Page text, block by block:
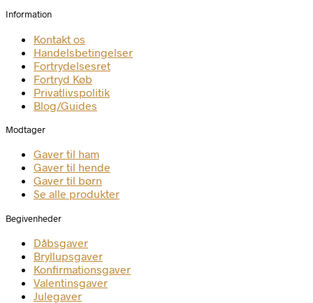
Information
Kontakt os
Handelsbetingelser
Fortrydelsesret
Fortryd Køb
Privatlivspolitik
Blog/Guides
Modtager
Gaver til ham
Gaver til hende
Gaver til børn
Se alle produkter
Begivenheder
Dåbsgaver
Bryllupsgaver
Konfirmationsgaver
Valentinsgaver
Julegaver